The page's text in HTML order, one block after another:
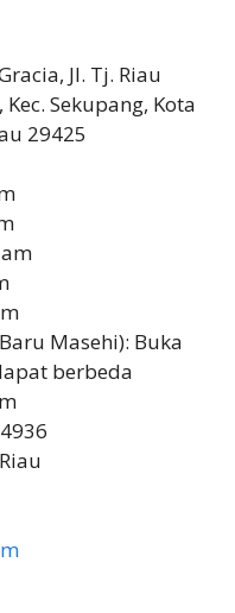
Jl. Tj. Riau
Sekupang, Kota
29425
Masehi): Buka
berbeda